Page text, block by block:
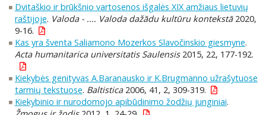
Dvitaškio ir brūkšnio vartosenos išgalės XIX amžiaus lietuvių
raštijoje. Valoda - .... Valoda dažādu kultūru kontekstā2020,
9-16.
Kas yra šventa Saliamono Mozerkos Slavočinskio giesmyne.
Acta humanitarica universitatis Saulensis2015, 22, 177-192.
Kiekybės genityvas A.Baranausko ir K.Brugmanno užrašytuose
tarmių tekstuose. Baltistica2006, 41, 2, 309-319.
Kiekybinio ir nurodomojo apibūdinimo žodžių junginiai.